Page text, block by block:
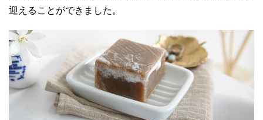
迎えることができました。